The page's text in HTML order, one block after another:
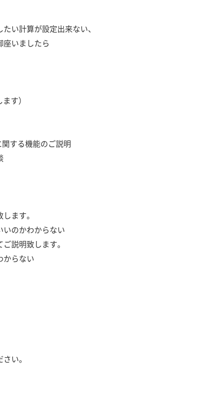
い計算が設定出来ない、
座いましたら
す）
する機能のご説明
ます。
いのかわからない
説明致します。
からない
い。